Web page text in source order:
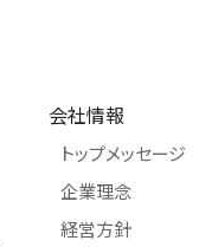
会社情報
トップメッセージ
企業理念
経営方針